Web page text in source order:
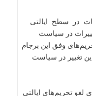
در سطح ایالتی
در سیاست
وفق این برجام
تغییر در سیاست
لغو تحریم‌های ایالتی